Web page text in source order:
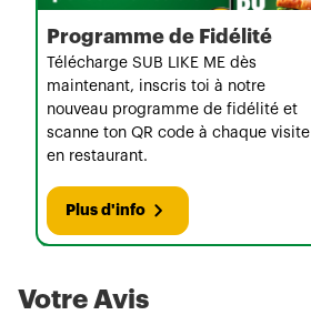
Programme de Fidélité
Télécharge SUB LIKE ME dès
maintenant, inscris toi à notre
nouveau programme de fidélité et
scanne ton QR code à chaque visite
en restaurant.
Plus d'info
Votre Avis